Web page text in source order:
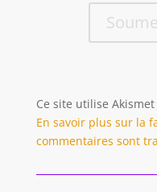
Ce site utilise
En savoir plus sur la
commentaires sont